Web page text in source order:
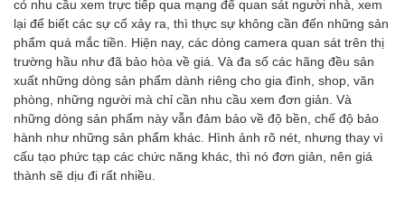
có nhu cầu xem trực tiếp qua mạng để quan sát người nhà, xem
lại để biết các sự cố xảy ra, thì thực sự không cần đến những sản
phẩm quá mắc tiền. Hiện nay, các dòng camera quan sát trên thị
trường hầu như đã bảo hòa về giá. Và đa số các hãng đều sản
xuất những dòng sản phẩm dành riêng cho gia đình, shop, văn
phòng, những người mà chỉ cần nhu cầu xem đơn giản. Và
những dòng sản phẩm này vẫn đảm bảo về độ bền, chế độ bảo
hành như những sản phẩm khác. Hình ảnh rõ nét, nhưng thay vì
cấu tạo phức tạp các chức năng khác, thì nó đơn giản, nên giá
thành sẽ dịu đi rất nhiều.